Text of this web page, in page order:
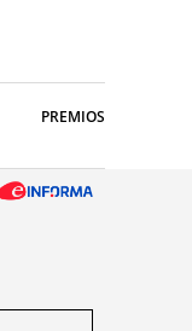
PREMIOS